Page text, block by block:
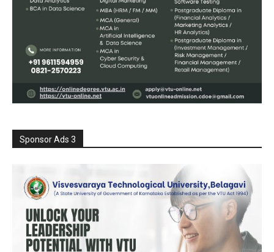
Sponsor Ads 3